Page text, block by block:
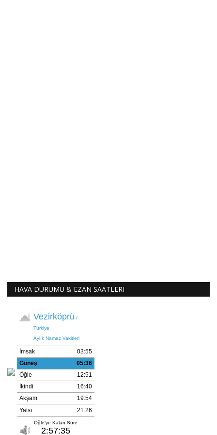
HAVA DURUMU & EZAN SAATLERI